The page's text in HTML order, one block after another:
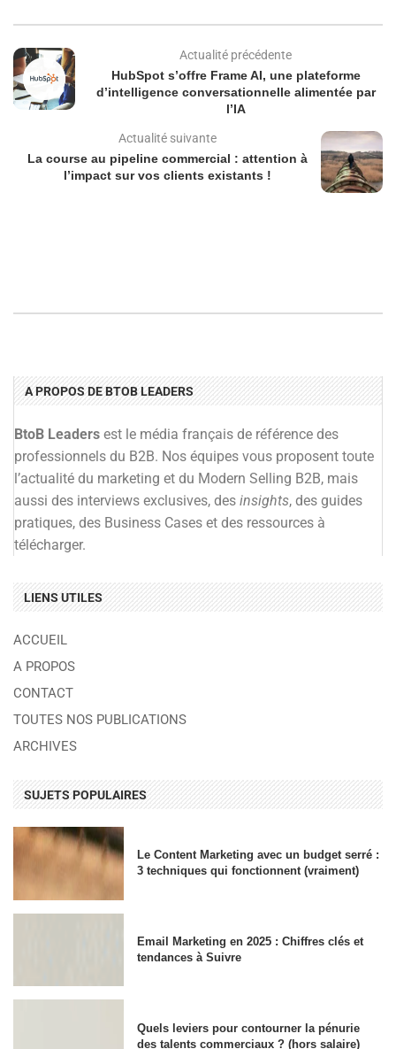
Actualité précédente
HubSpot s’offre Frame AI, une plateforme
d’intelligence conversationnelle alimentée par
l’IA
Actualité suivante
La course au pipeline commercial : attention à
l’impact sur vos clients existants !
A PROPOS DE BTOB LEADERS
BtoB Leaders est le média français de référence des
professionnels du B2B. Nos équipes vous proposent toute
l’actualité du marketing et du Modern Selling B2B, mais
aussi des interviews exclusives, des insights, des guides
pratiques, des Business Cases et des ressources à
télécharger.
LIENS UTILES
ACCUEIL
A PROPOS
CONTACT
TOUTES NOS PUBLICATIONS
ARCHIVES
SUJETS POPULAIRES
Le Content Marketing avec un budget serré :
3 techniques qui fonctionnent (vraiment)
Email Marketing en 2025 : Chiffres clés et
tendances à Suivre
Quels leviers pour contourner la pénurie
des talents commerciaux ? (hors salaire)